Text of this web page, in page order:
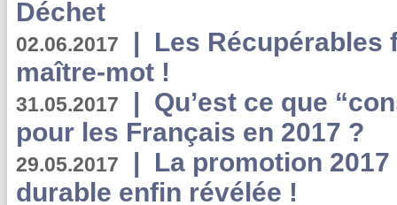
Déchet
02.06.2017 | Les Récupérables
maître-mot !
31.05.2017 | Qu’est ce que
pour les Français en 2017 ?
29.05.2017 | La promotion
durable enfin révélée !